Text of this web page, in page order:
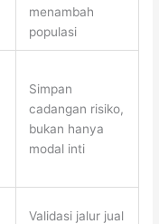
menambah
populasi
Simpan
cadangan risiko,
bukan hanya
modal inti
Validasi jalur jual